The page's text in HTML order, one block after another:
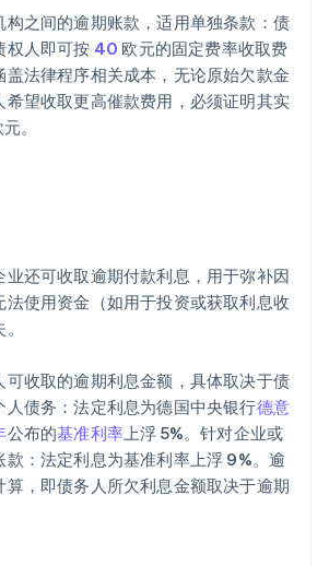
构之间的逾期账款，适用单独条款：债
权人即可按 40 欧元的固定费率收取费
盖法律程序相关成本，无论原始欠款金
希望收取更高催款费用，必须证明其实
。
业还可收取逾期付款利息，用于弥补因
法使用资金（如用于投资或获取利息收
可收取的逾期利息金额，具体取决于债
人债务：法定利息为德国中央银行德意
公布的基准利率上浮 5%。针对企业或
款：法定利息为基准利率上浮 9%。逾
算，即债务人所欠利息金额取决于逾期